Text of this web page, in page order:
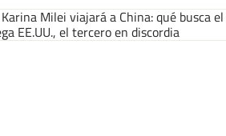
Karina Milei viajará a China: qué busca el
EE.UU., el tercero en discordia